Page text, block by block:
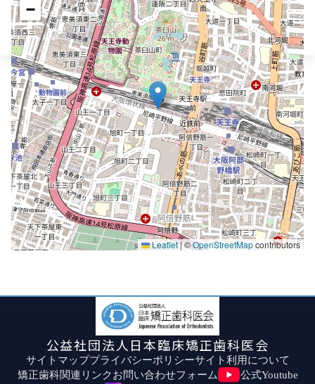
−
Leaflet|©OpenStreetMapcontributors
公益社団法人日本臨床矯正歯科医会
サイトマッププライバシーポリシーサイト利用について
矯正歯科関連リンクお問い合わせフォーム 公式Youtube